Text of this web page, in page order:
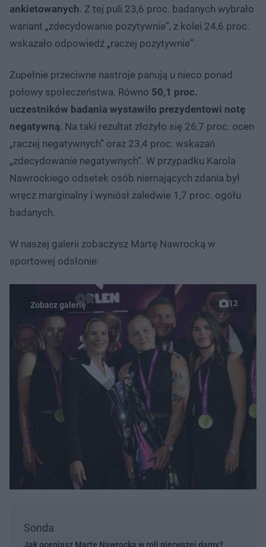
ankietowanych. Z tej puli 23,6 proc. badanych wybrało
wariant „zdecydowanie pozytywnie”, z kolei 24,6 proc.
wskazało odpowiedź „raczej pozytywnie”.
Zupełnie przeciwne nastroje panują u nieco ponad
połowy społeczeństwa. Równo 50,1 proc.
uczestników badania wystawiło prezydentowi notę
negatywną. Na taki rezultat złożyło się 26,7 proc. ocen
„raczej negatywnych” oraz 23,4 proc. wskazań
„zdecydowanie negatywnych”. W przypadku Karola
Nawrockiego odsetek osób niemających zdania był
wręcz marginalny i wyniósł zaledwie 1,7 proc. ogółu
badanych.
W naszej galerii zobaczysz Martę Nawrocką w
sportowej odsłonie:
12
Sonda
Jak oceniasz Martę Nawrocką w roli pierwszej damy?